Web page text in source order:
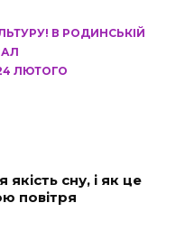
В РОДИНСЬКІЙ
ЛЮТОГО
якість сну, і як це
повітря